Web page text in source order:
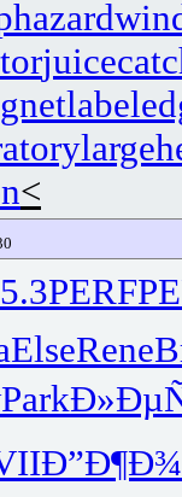
<
PERF
ElseRene
Park